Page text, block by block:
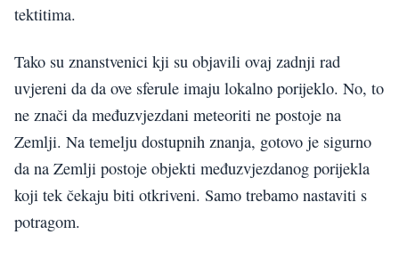
tektitima.
Tako su znanstvenici kji su objavili ovaj zadnji rad
uvjereni da da ove sferule imaju lokalno porijeklo. No, to
ne znači da međuzvjezdani meteoriti ne postoje na
Zemlji. Na temelju dostupnih znanja, gotovo je sigurno
da na Zemlji postoje objekti međuzvjezdanog porijekla
koji tek čekaju biti otkriveni. Samo trebamo nastaviti s
potragom.